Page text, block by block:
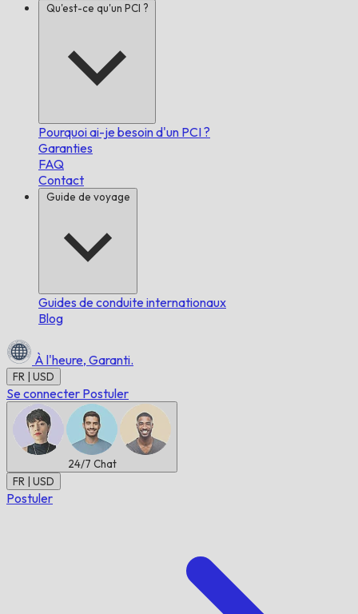
Qu'est-ce qu'un PCI ?
Pourquoi ai-je besoin d'un PCI ?
Garanties
FAQ
Contact
Guide de voyage
Guides de conduite internationaux
Blog
À l'heure, Garanti.
FR | USD
Se connecter Postuler
24/7 Chat
FR | USD
Postuler